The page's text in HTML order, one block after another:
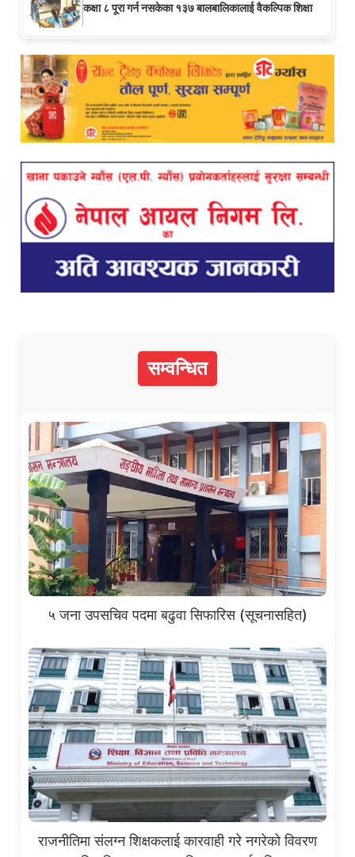
कक्षा ८ पूरा गर्न नसकेका १३७ बालबालिकालाई वैकल्पिक शिक्षा
सम्वन्धित
५ जना उपसचिव पदमा बढुवा सिफारिस (सूचनासहित)
राजनीतिमा संलग्न शिक्षकलाई कारवाही गरे नगरेको विवरण